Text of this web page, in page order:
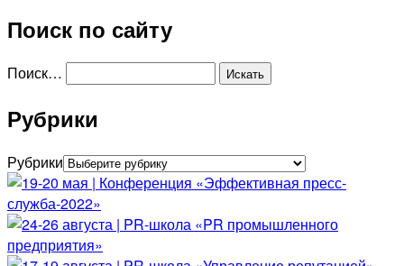
Поиск по сайту
Поиск…
Рубрики
Рубрики